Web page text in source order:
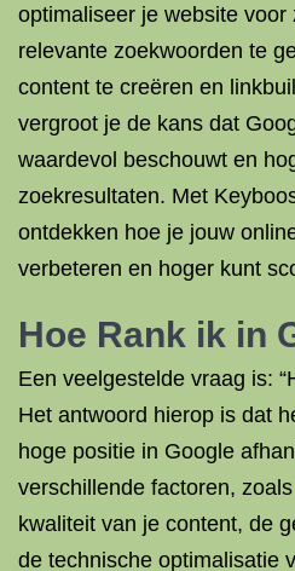
optimaliseer je website
relevante zoekwoorden te
content te creëren en
vergroot je de kans dat
waardevol beschouwt en
zoekresultaten. Met
ontdekken hoe je jouw
verbeteren en hoger kunt
Hoe Rank ik in
Een veelgestelde vraag is:
Het antwoord hierop is dat
hoge positie in Google
verschillende factoren,
kwaliteit van je content, de
de technische optimalisatie